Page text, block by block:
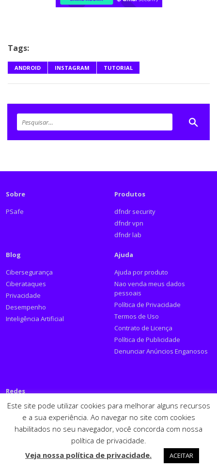
Tags:
ANDROID INSTAGRAM TUTORIAL
Sobre
PSafe
Produtos
dfndr security
dfndr vpn
dfndr lab
Blog
Cibersegurança
Ciberataques
Privacidade
Desempenho
Inteligência Artificial
Ajuda
Ajuda por produto
Nao venda meus dados
pessoais
Política de Privacidade
Termos de Uso
Contrato de Licença
Política de Publicidade
Denunciar Anúncios Enganosos
Redes
Siga a PSafe:
Facebook
TwitterRSS YoutubeLinkedIn
PSafe © 2026
Este site pode utilizar cookies para melhorar alguns recursos
e a sua experiência. Ao navegar no site com cookies
habilitados no seu navegador, você concorda com nossa
política de privacidade.
Veja nossa política de privacidade.
ACEITAR